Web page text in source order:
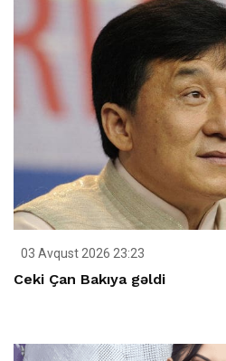
03 Avqust 2026 23:23
Ceki Çan Bakıya gəldi